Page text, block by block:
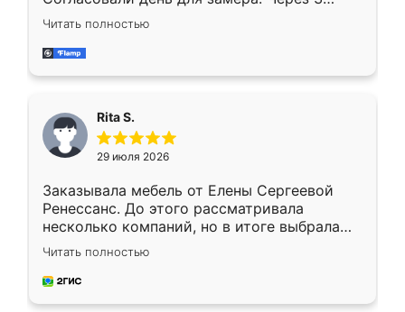
недели кухня была уже готова. Остались
довольны работой. Спасибо Ренессанс
мебель за качественную работу!
Читать полностью
Rita S.
29 июля 2026
Заказывала мебель от Елены Сергеевой
Ренессанс. До этого рассматривала
несколько компаний, но в итоге выбрала
эту. Сначала обговорили условия, потом
приехал замерщик, всё спокойно объяснил
и снял размеры. Изготовили в срок, с
Читать полностью